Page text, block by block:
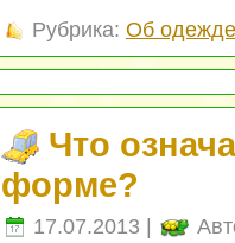
Рубрика: Об одежде
Что
форме?
17.07.2013 |